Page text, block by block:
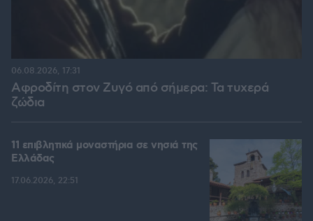
Αφροδίτη στον Ζυγό από σήμερα: Τα τυχερά
ζώδια
06.08.2026, 17:31
11 επιβλητικά μοναστήρια σε νησιά της
Ελλάδας
17.06.2026, 22:51